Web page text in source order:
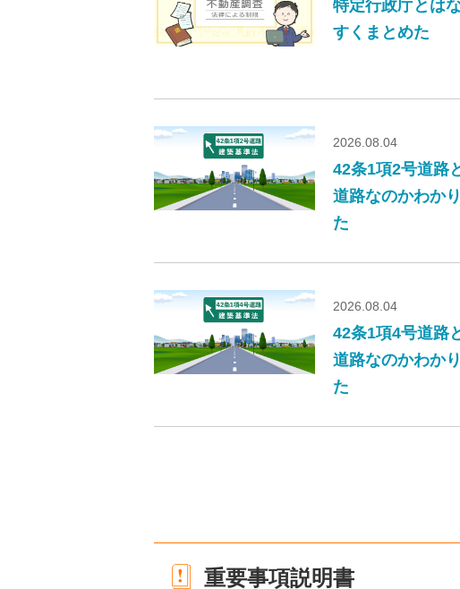
特定行政庁とは
すくまとめた
2026.08.04
42条1項2号道路
道路なのかわか
た
2026.08.04
42条1項4号道路
道路なのかわか
た
重要事項説明書